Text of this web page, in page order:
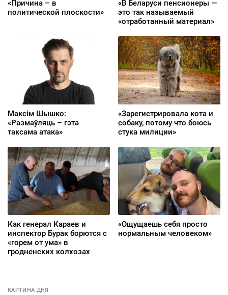
«Причина – в
политической плоскости»
«В Беларуси пенсионеры —
это так называемый
«отработанный материал»
Максім Шышко:
«Размаўляць – гэта
таксама атака»
«Зарегистрировала кота и
собаку, потому что боюсь
стука милиции»
Как генерал Караев и
инспектор Бурак борются с
«горем от ума» в
гродненских колхозах
«Ощущаешь себя просто
нормальным человеком»
КАРТИНА ДНЯ